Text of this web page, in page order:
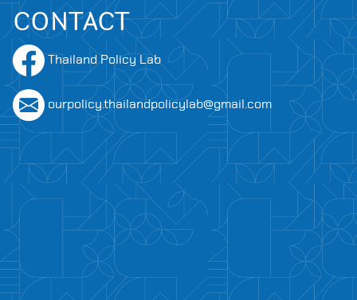
CONTACT
Thailand Policy Lab
ourpolicy.thailandpolicylab@gmail.com